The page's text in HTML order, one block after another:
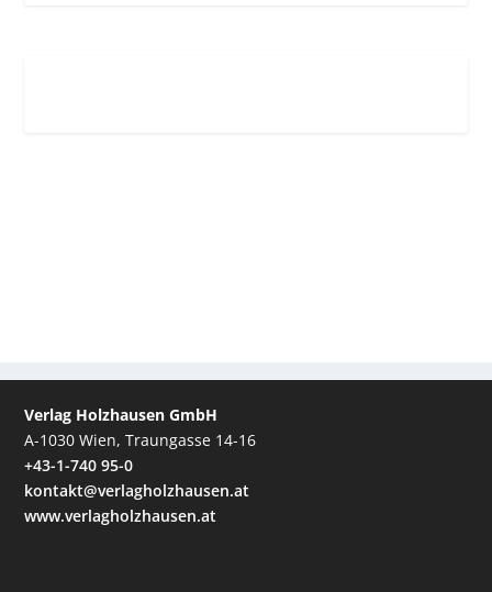
Verlag Holzhausen GmbH
A-1030 Wien, Traungasse 14-16
+43-1-740 95-0
kontakt@verlagholzhausen.at
www.verlagholzhausen.at